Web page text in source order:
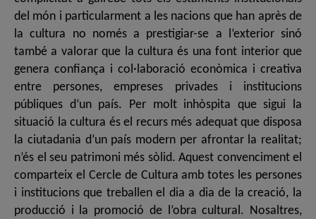
del món i particularment a les nacions que han après de
la cultura no només a prestigiar-se a l’exterior sinó
també a valorar que la cultura és una font interior que
genera confiança i col·laboració econòmica i creativa
entre persones, empreses privades i institucions
públiques d’un país. Per molt inhòspita que sigui la
situació la cultura és el recurs més adequat que disposa
la ciutadania d’un país modern per afrontar la realitat;
n’és el seu patrimoni més sòlid. Aquest convenciment el
comparteix el Cercle de Cultura amb totes les persones
i institucions que treballen el dia a dia de la creació, la
producció i la promoció de l’obra cultural. Nosaltres,